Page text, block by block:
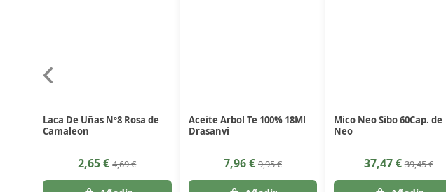
Laca De Uñas Nº8 Rosa de
Camaleon
2,65 €4,69 €
Aceite Arbol Te 100% 18Ml
Drasanvi
7,96 € 9,95 €
Mico Neo Sibo 60Cap. de
Neo
37,47 €39,45 €